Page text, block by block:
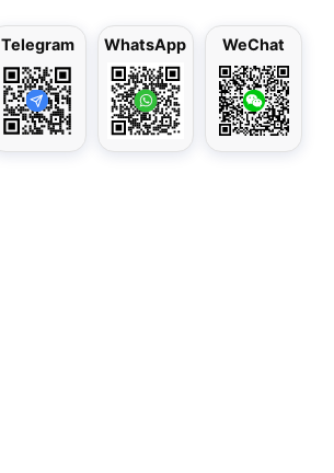
Telegram WhatsApp WeChat